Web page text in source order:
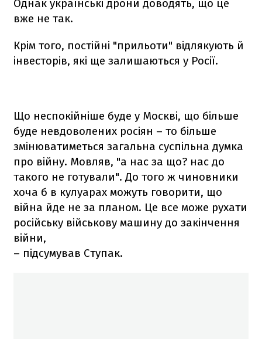
Однак українські дрони доводять, що це
вже не так.
Крім того, постійні "прильоти" відлякують й
інвесторів, які ще залишаються у Росії.
Що неспокійніше буде у Москві, що більше
буде невдоволених росіян – то більше
змінюватиметься загальна суспільна думка
про війну. Мовляв, "а нас за що? нас до
такого не готували". До того ж чиновники
хоча б в кулуарах можуть говорити, що
війна йде не за планом. Це все може рухати
російську військову машину до закінчення
війни,
– підсумував Ступак.